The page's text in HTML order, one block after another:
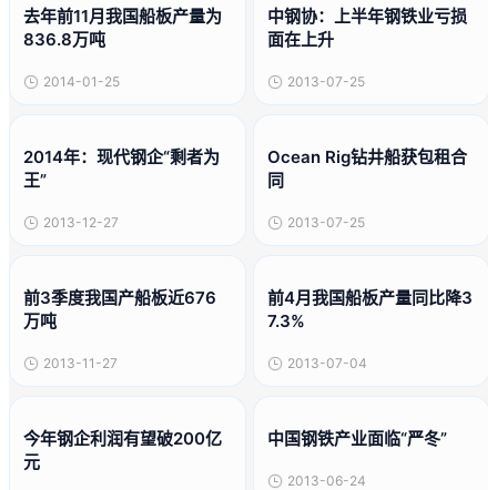
去年前11月我国船板产量为
836.8万吨
2014-01-25
2014年：现代钢企“剩者为
王”
2013-12-27
前3季度我国产船板近676
万吨
2013-11-27
今年钢企利润有望破200亿
元
中钢协：上半年钢铁业亏损
面在上升
2013-07-25
Ocean Rig钻井船获包租合
同
2013-07-25
前4月我国船板产量同比降3
7.3%
2013-07-04
中国钢铁产业面临“严冬”
2013-06-24